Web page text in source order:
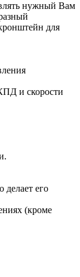
нужный Вам
для
и скорости
делает его
(кроме